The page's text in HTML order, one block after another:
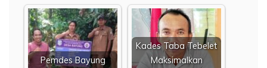
Pemdes Bayung
Kades Taba Tebelet
Maksimalkan